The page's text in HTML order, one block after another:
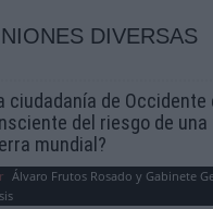
DIVERSAS
ciudadanía de Occidente
del riesgo de
mundial?
Álvaro Frutos Rosado y Gabinete